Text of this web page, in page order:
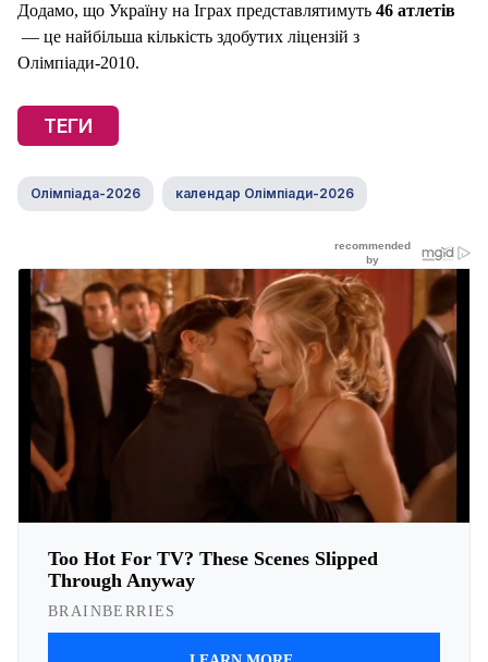
Додамо, що Україну на Іграх представлятимуть 46 атлетів
— це найбільша кількість здобутих ліцензій з
Олімпіади-2010.
ТЕГИ
Олімпіада-2026 календар Олімпіади-2026